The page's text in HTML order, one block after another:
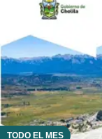
TODO EL MES